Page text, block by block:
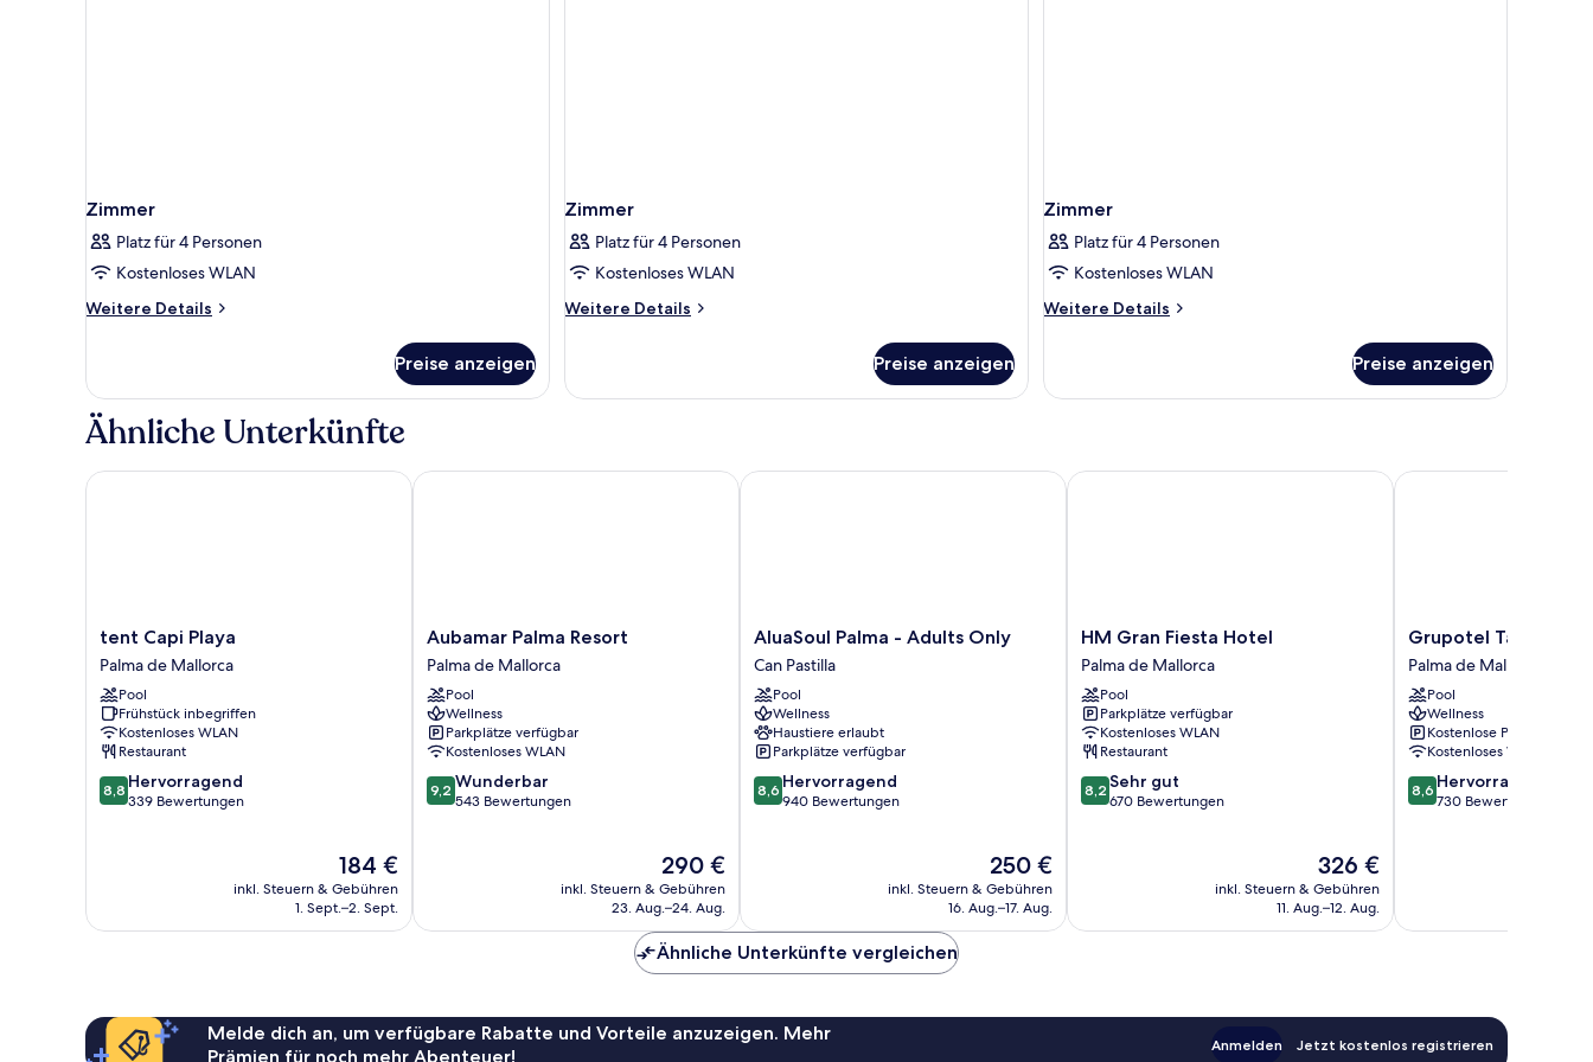
Zimmer
Platz für 4 Personen
Kostenloses WLAN
Weitere Details
Weitere
Preise anzeigen
Zimmer
Platz für 4 Personen
Kostenloses WLAN
Weitere Details
Weitere
Preise anzeigen
Zimmer
Platz für 4 Personen
Kostenloses WLAN
Weitere Details
Weitere
Preise anzeigen
Ähnliche Unterkünfte
tent
Capi
Playa
Palma
de
Mallorca
tent Capi Playa
Palma de Mallorca
Pool
Frühstück inbegriffen
Kostenloses WLAN
Restaurant
8.8
von
8,8 Hervorragend
339 Bewertungen
Der
Preis
beträgt
184 €
inkl. Steuern & Gebühren
1. Sept.–2. Sept.
tent Capi Playa
Aubamar
Palma
Resort
Palma
de
Mallorca
Aubamar Palma Resort
Palma de Mallorca
Pool
Wellness
Parkplätze verfügbar
Kostenloses WLAN
9.2
von
9,2 Wunderbar
543 Bewertungen
Der
Preis
beträgt
290 €
inkl. Steuern & Gebühren
23. Aug.–24. Aug.
Aubamar Palma Resort
AluaSoul
Palma
-
Adults
Only
Can
Pastilla
AluaSoul Palma - Adults Only
Can Pastilla
Pool
Wellness
Haustiere erlaubt
Parkplätze verfügbar
8.6
von
8,6 Hervorragend
940 Bewertungen
Der
Preis
beträgt
250 €
inkl. Steuern & Gebühren
16. Aug.–17. Aug.
AluaSoul Palma - Adults Only
HM
Gran
Fiesta
Hotel
Palma
de
Mallorca
HM Gran Fiesta Hotel
Palma de Mallorca
Pool
Parkplätze verfügbar
Kostenloses WLAN
Restaurant
8.2
von
8,2 Sehr gut
670 Bewertungen
Der
Preis
beträgt
326 €
inkl. Steuern & Gebühren
11. Aug.–12. Aug.
HM Gran Fiesta Hotel
Grupotel
Taurus
Park
Palma
de
Mallorca
Grupotel Taurus
Palma de Mallorca
Pool
Wellness
Kostenlose Parkplätze
Kostenloses WLAN
8.6
von
8,6 Hervorragend
730 Bewertungen
Grupotel Taurus Park
Ähnliche Unterkünfte vergleichen
Melde dich an, um verfügbare Rabatte und Vorteile anzuzeigen. Mehr
Prämien für noch mehr Abenteuer!
Anmelden Jetzt kostenlos registrieren